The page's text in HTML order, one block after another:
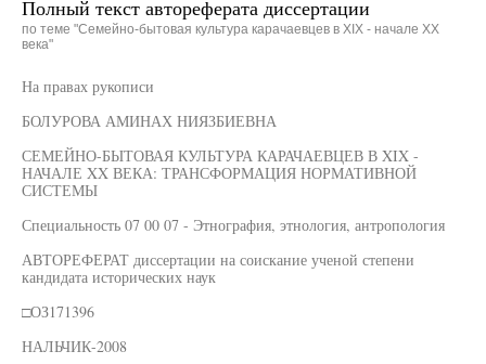
Полный текст автореферата диссертации
по теме "Семейно-бытовая культура карачаевцев в XIX - начале XX
века"
На правах рукописи
БОЛУРОВА АМИНАХ НИЯЗБИЕВНА
СЕМЕЙНО-БЫТОВАЯ КУЛЬТУРА КАРАЧАЕВЦЕВ В XIX -
НАЧАЛЕ XX ВЕКА: ТРАНСФОРМАЦИЯ НОРМАТИВНОЙ
СИСТЕМЫ
Специальность 07 00 07 - Этнография, этнология, антропология
АВТОРЕФЕРАТ диссертации на соискание ученой степени
кандидата исторических наук
□ОЗ171396
НАЛЬЧИК-2008